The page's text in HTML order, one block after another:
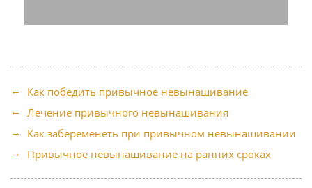
Как победить привычное невынашивание
Лечение привычного невынашивания
Как забеременеть при привычном невынашивании
Привычное невынашивание на ранних сроках